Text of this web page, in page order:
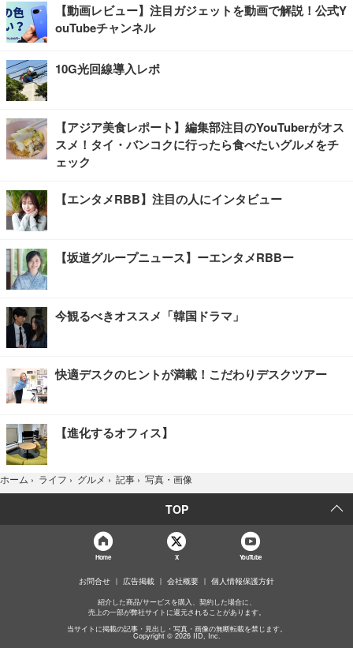
【動画レビュー】注目ガジェットを動画で解説！公式Y
ouTubeチャンネル
10G光回線導入レポ
【アジア美食レポート】編集部注目のYouTuberがオス
スメ！タイ・バンコクに行ったら食べたいグルメをチ
ェック
【エンタメRBB】注目の人にインタビュー
【坂道グループニュース】ーエンタメRBBー
今観るべきオススメ「韓国ドラマ」
快適デスクのヒントが満載！こだわりデスクツアー
【進化するオフィス】
ホーム › ライフ › グルメ › 記事 › 写真・画像
TOP
Home X YouTube
お問合せ 広告掲載 会社概要 個人情報保護方針
紹介した商品/サービスを購入、契約した場合に、
売上の一部が弊社サイトに還元されることがあります。
当サイトに掲載の記事・見出し・写真・画像の無断転載を禁じます。
Copyright © 2026 IID, Inc.